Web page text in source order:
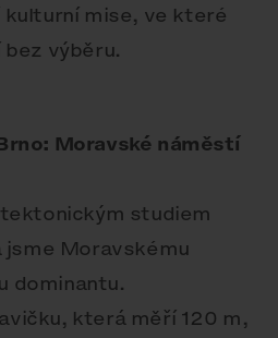
mise, ve které
výběru.
Moravské náměstí
studiem
jsme Moravskému
dominantu.
která měří 120 m,